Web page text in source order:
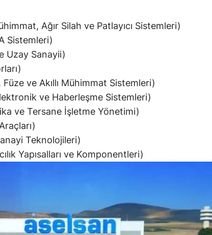
Ağır Silah ve Patlayıcı Sistemleri)
Sistemleri)
Uzay Sanayii)
ve Akıllı Mühimmat Sistemleri)
ve Haberleşme Sistemleri)
ve Tersane İşletme Yönetimi)
Teknolojileri)
Yapısalları ve Komponentleri)